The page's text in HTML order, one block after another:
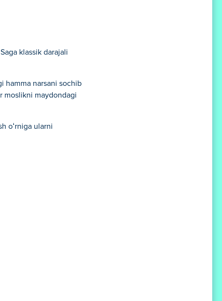
klassik darajali
hamma narsani sochib
moslikni maydondagi
oʻrniga ularni